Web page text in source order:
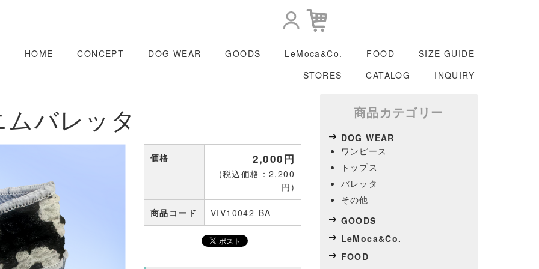
HOME CONCEPT DOG WEAR GOODS LeMoca&Co. FOOD
SIZE GUIDE
STORES
CATALOG INQUIRY
バレッタ
価格 2,000円
(税込価格：2,200
円)
商品コード VIV10042-BA
商品カテゴリー
DOG WEAR
ワンピース
トップス
バレッタ
その他
GOODS
LeMoca&Co.
FOOD